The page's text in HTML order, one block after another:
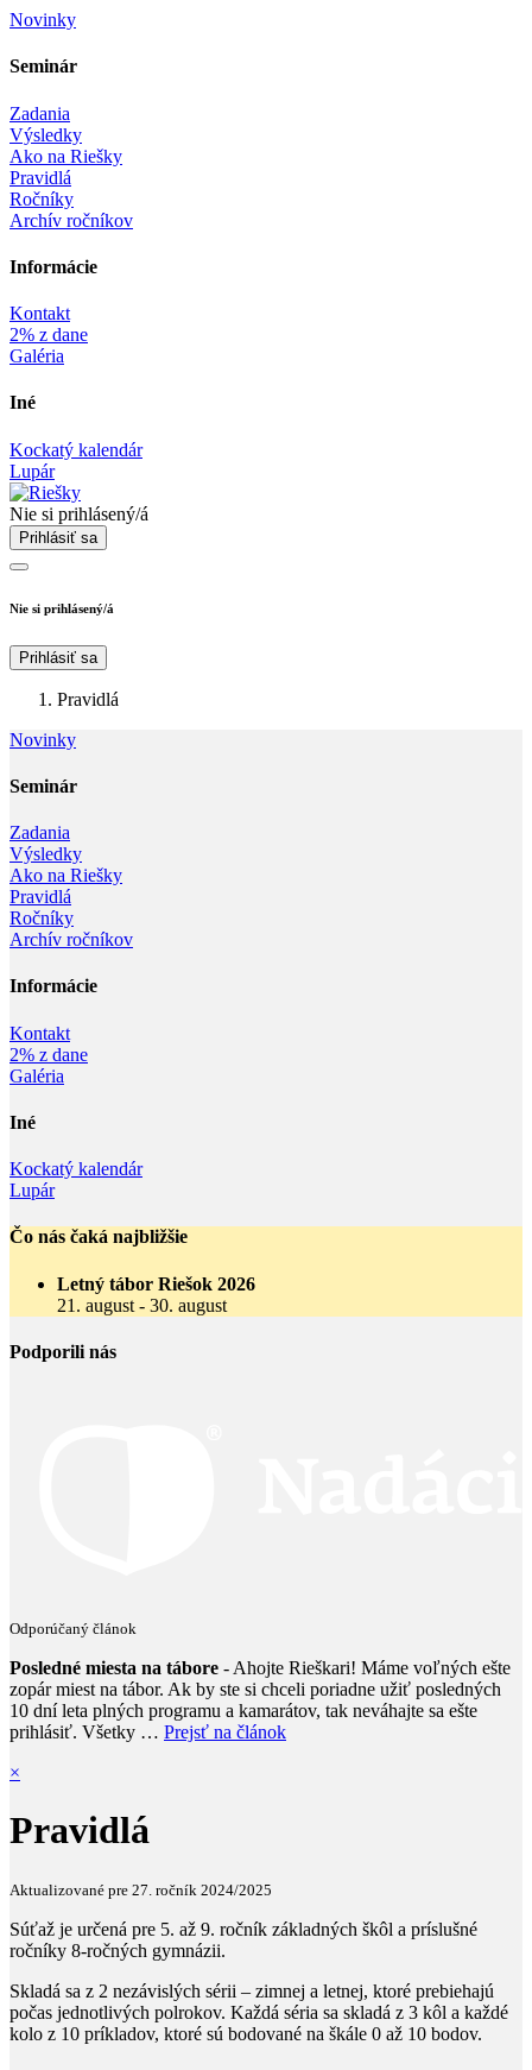
Novinky
Seminár‎
Zadania
Výsledky
Ako na Riešky
Pravidlá
Ročníky
Archív ročníkov
Informácie‎
Kontakt
2% z dane
Galéria
Iné
Kockatý kalendár
Lupár
Nie si prihlásený/á
Prihlásiť sa
Nie si prihlásený/á
Prihlásiť sa
Pravidlá
Novinky
Seminár‎
Zadania
Výsledky
Ako na Riešky
Pravidlá
Ročníky
Archív ročníkov
Informácie‎
Kontakt
2% z dane
Galéria
Iné
Kockatý kalendár
Lupár
Čo nás čaká najbližšie
Letný tábor Riešok 2026
21. august - 30. august
Podporili nás
Odporúčaný článok
Posledné miesta na tábore - Ahojte Rieškari! Máme voľných ešte
zopár miest na tábor. Ak by ste si chceli poriadne užiť posledných
10 dní leta plných programu a kamarátov, tak neváhajte sa ešte
prihlásiť. Všetky … Prejsť na článok
×
Pravidlá
Aktualizované pre 27. ročník 2024/2025
Súťaž je určená pre 5. až 9. ročník základných škôl a príslušné
ročníky 8-ročných gymnázii.
Skladá sa z 2 nezávislých sérii – zimnej a letnej, ktoré prebiehajú
počas jednotlivých polrokov. Každá séria sa skladá z 3 kôl a každé
kolo z 10 príkladov, ktoré sú bodované na škále 0 až 10 bodov.